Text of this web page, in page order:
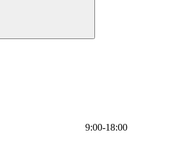
9:00-18:00